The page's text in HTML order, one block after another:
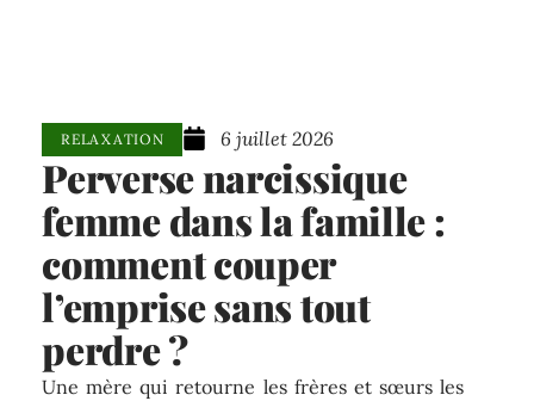
RELAXATION 6 juillet 2026
Perverse narcissique
femme dans la famille :
comment couper
l’emprise sans tout
perdre ?
Une mère qui retourne les frères et sœurs les